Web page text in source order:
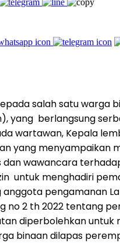
salah satu warga
yang berlangsung
wartawan, Kepala
yang menyampaikan
dan wawancara
untuk menghadiri
pengamanan
no 2 th 2022 tentang
diperbolehkan
binaan dilapas